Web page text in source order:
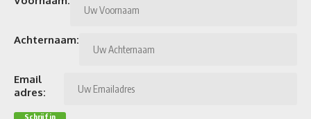
Achternaam:
Email
adres: